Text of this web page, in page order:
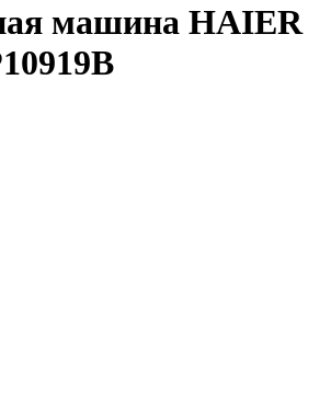
машина HAIER